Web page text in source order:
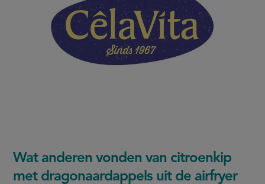
Wat anderen vonden van citroenkip
met dragonaardappels uit de airfryer